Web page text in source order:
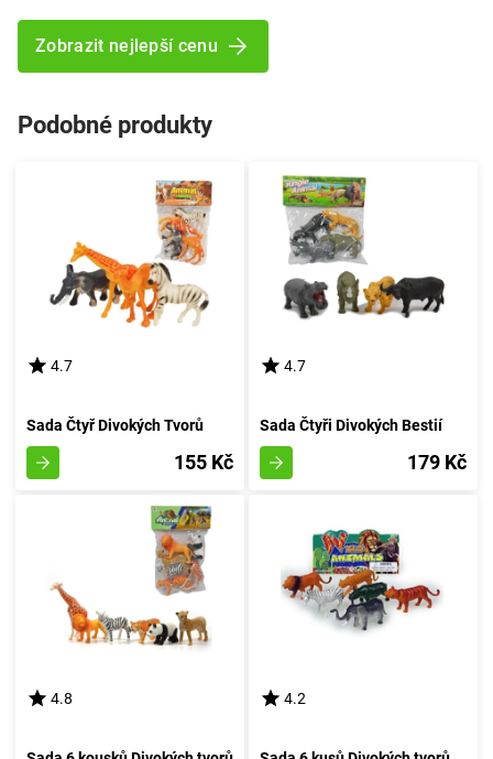
Zobrazit nejlepší cenu
Podobné produkty
4.7
Sada Čtyř Divokých Tvorů
155 Kč
4.7
Sada Čtyři Divokých Bestií
179 Kč
4.8 4.2